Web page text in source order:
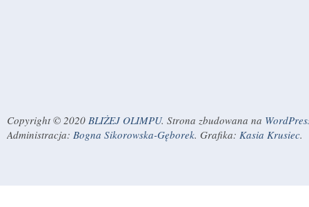
Copyright © 2020 BLIŻEJ OLIMPU. Strona zbudowana na
Administracja: Bogna Sikorowska-Gęborek. Grafika: Kasia Krusiec.